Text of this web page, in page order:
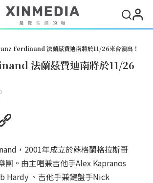
Ferdinand 法蘭茲費迪南將於11/26來台演出！
法蘭茲費迪南將於11/26
，2001年成立於蘇格蘭格拉斯哥
團。由主唱兼吉他手Alex Kapranos
Hardy 、吉他手兼鍵盤手Nick